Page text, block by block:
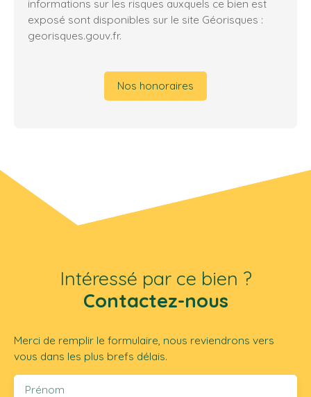
informations sur les risques auxquels ce bien est
exposé sont disponibles sur le site Géorisques :
georisques.gouv.fr.
Nos honoraires
Intéressé par ce bien ?
Contactez-nous
Merci de remplir le formulaire, nous reviendrons vers
vous dans les plus brefs délais.
Prénom